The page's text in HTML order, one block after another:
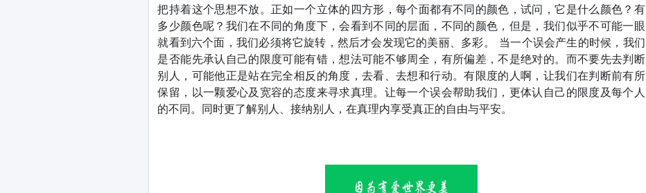
把持着这个思想不放。正如一个立体的四方形，每个面都有不同的颜色，试问，它是什么颜色？有
多少颜色呢？我们在不同的角度下，会看到不同的层面，不同的颜色，但是，我们似乎不可能一眼
就看到六个面，我们必须将它旋转，然后才会发现它的美丽、多彩。
当一个误会产生的时候，我们
是否能先承认自己的限度可能有错，想法可能不够周全，有所偏差，不是绝对的。而不要先去判断
别人，可能他正是站在完全相反的角度，去看、去想和行动。有限度的人啊，让我们在判断前有所
保留，以一颗爱心及宽容的态度来寻求真理。让每一个误会帮助我们，更体认自己的限度及每个人
的不同。同时更了解别人、接纳别人，在真理内享受真正的自由与平安。